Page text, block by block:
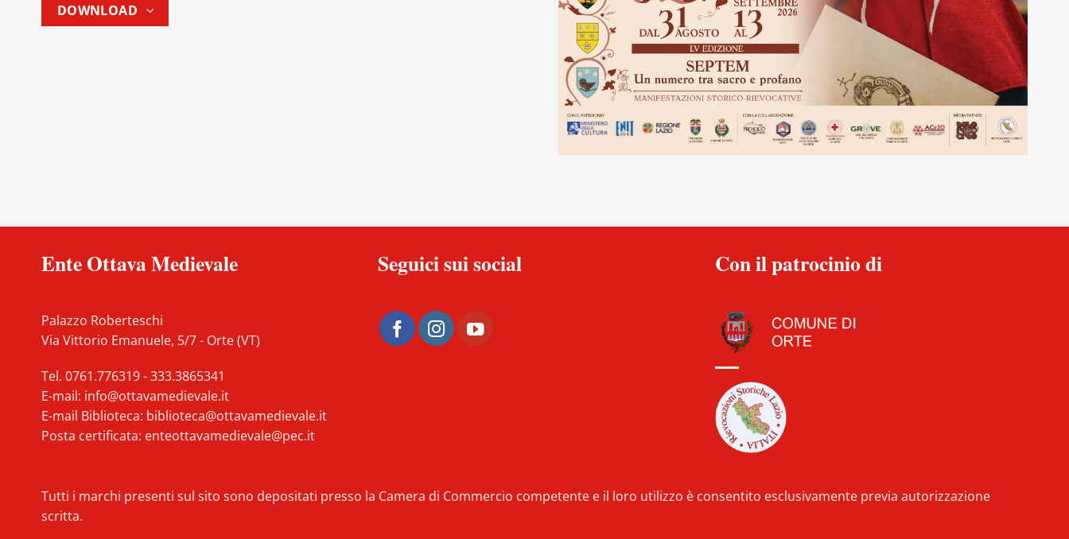
DOWNLOAD
Ente Ottava Medievale
Palazzo Roberteschi
Via Vittorio Emanuele, 5/7 - Orte (VT)
Tel. 0761.776319-333.3865341
E-mail: info@ottavamedievale.it
E-mail Biblioteca: biblioteca@ottavamedievale.it
Posta certificata: enteottavamedievale@pec.it
Seguici sui social Con il patrocinio di
Tutti i marchi presenti sul sito sono depositati presso la Camera di Commercio competente e il loro utilizzo è consentito esclusivamente previa autorizzazione
scritta.